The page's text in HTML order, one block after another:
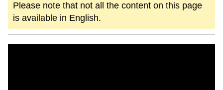
Please note that not all the content on this page
is available in English.